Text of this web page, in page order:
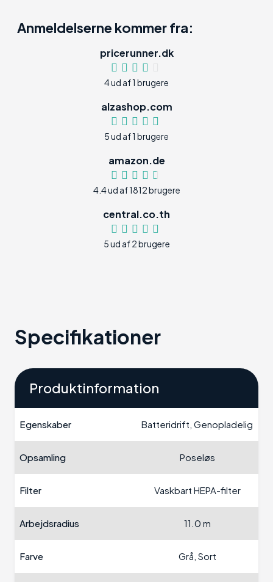
Anmeldelserne kommer fra:
pricerunner.dk
4 ud af 1 brugere
alzashop.com
5 ud af 1 brugere
amazon.de
4.4 ud af 1812 brugere
central.co.th
5 ud af 2 brugere
Specifikationer
Produktinformation
Egenskaber Batteridrift, Genopladelig
Opsamling Poseløs
Filter Vaskbart HEPA-filter
Arbejdsradius 11.0 m
Farve Grå, Sort